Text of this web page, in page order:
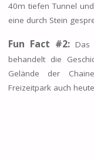
40m tiefen Tunnel
eine durch Stein
Fun Fact #2: Das
behandelt die
Gelände der
Freizeitpark auch